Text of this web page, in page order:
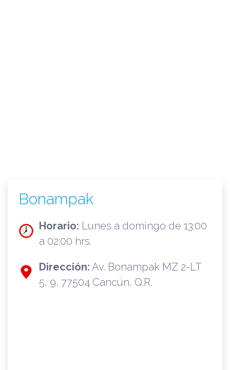
Bonampak
Horario: Lunes a domingo de 13:00
a 02:00 hrs.
Dirección: Av. Bonampak MZ 2-LT
5, 9, 77504 Cancún, Q.R.